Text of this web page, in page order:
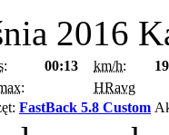
2016
00:13 km/h:
HRavg
FastBack 5.8 Custom